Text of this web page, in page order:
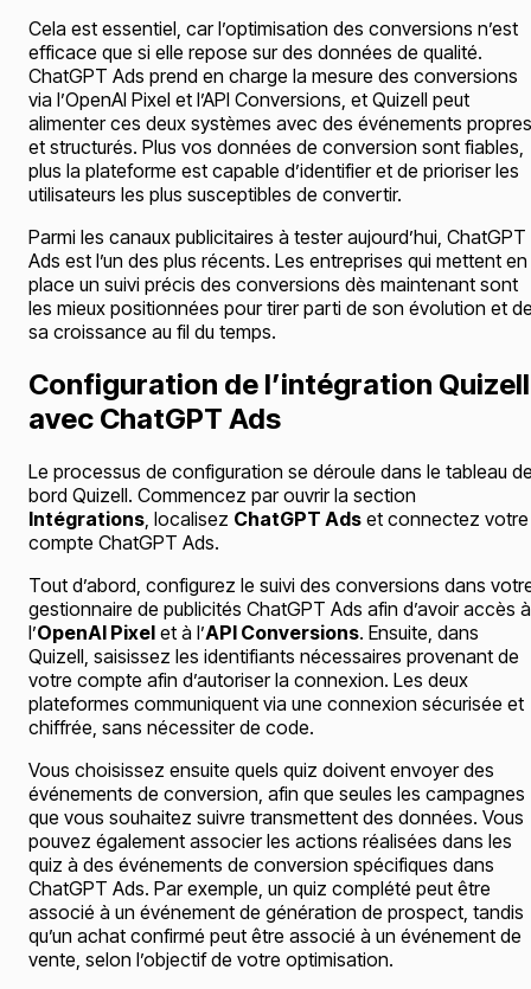
Cela est essentiel, car l’optimisation des conversions n’est
efficace que si elle repose sur des données de qualité.
ChatGPT Ads prend en charge la mesure des conversions
via l’OpenAI Pixel et l’API Conversions, et Quizell peut
alimenter ces deux systèmes avec des événements propres
et structurés. Plus vos données de conversion sont fiables,
plus la plateforme est capable d’identifier et de prioriser les
utilisateurs les plus susceptibles de convertir.
Parmi les canaux publicitaires à tester aujourd’hui, ChatGPT
Ads est l’un des plus récents. Les entreprises qui mettent en
place un suivi précis des conversions dès maintenant sont
les mieux positionnées pour tirer parti de son évolution et
sa croissance au fil du temps.
Configuration de l’intégration Quizell
avec ChatGPT Ads
Le processus de configuration se déroule dans le tableau
bord Quizell. Commencez par ouvrir la section
Intégrations, localisez ChatGPT Ads et connectez votre
compte ChatGPT Ads.
Tout d’abord, configurez le suivi des conversions dans
gestionnaire de publicités ChatGPT Ads afin d’avoir accès à
l’OpenAI Pixel et à l’API Conversions. Ensuite, dans
Quizell, saisissez les identifiants nécessaires provenant de
votre compte afin d’autoriser la connexion. Les deux
plateformes communiquent via une connexion sécurisée et
chiffrée, sans nécessiter de code.
Vous choisissez ensuite quels quiz doivent envoyer des
événements de conversion, afin que seules les campagnes
que vous souhaitez suivre transmettent des données. Vous
pouvez également associer les actions réalisées dans les
quiz à des événements de conversion spécifiques dans
ChatGPT Ads. Par exemple, un quiz complété peut être
associé à un événement de génération de prospect, tandis
qu’un achat confirmé peut être associé à un événement de
vente, selon l’objectif de votre optimisation.